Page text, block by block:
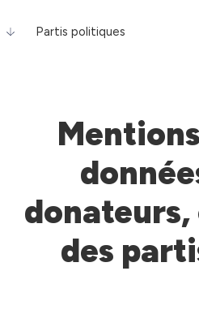
Partis politiques
des